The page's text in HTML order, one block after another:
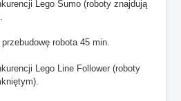
Lego Sumo (roboty znajdują
robota 45 min.
Lego Line Follower (roboty